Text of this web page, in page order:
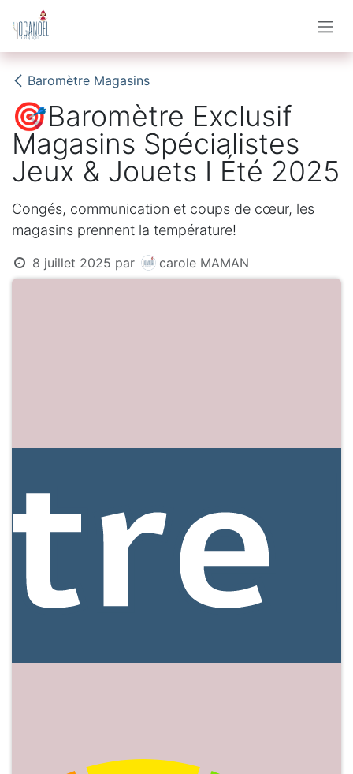
Se rendre au contenu
Baromètre Magasins
🎯Baromètre Exclusif
Magasins Spécialistes
Jeux & Jouets I Été 2025
Congés, communication et coups de cœur, les
magasins prennent la température!
8 juillet 2025 par carole MAMAN